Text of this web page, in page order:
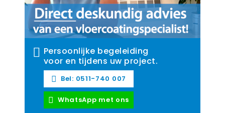
Persoonlijke begeleiding
voor en tijdens uw project.
Bel: 0511-740 007
WhatsApp met ons